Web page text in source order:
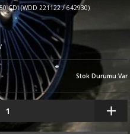
CDI (WDD 221122 / 642930)
Stok Durumu:Var